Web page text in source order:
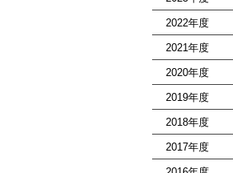
2022年度
2021年度
2020年度
2019年度
2018年度
2017年度